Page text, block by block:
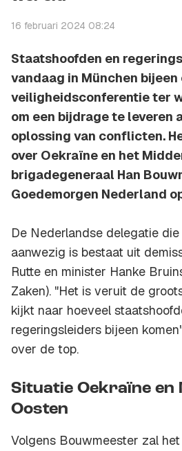
16 februari 2024 08:24
Staatshoofden en
vandaag in München
veiligheidsconferentie ter
om een bijdrage te leveren
oplossing van conflicten.
over Oekraïne en het
brigadegeneraal Han
Goedemorgen Nederland
De Nederlandse delegatie
aanwezig is bestaat uit
Rutte en minister Hanke
Zaken). "Het is veruit de
kijkt naar hoeveel
regeringsleiders bijeen
over de top.
Situatie Oekraïne en
Oosten
Volgens Bouwmeester zal